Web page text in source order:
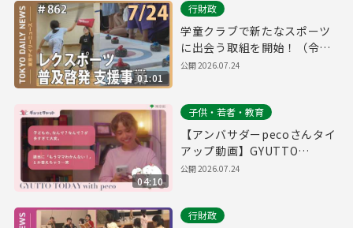
01:01
行財政
学童クラブで新たなスポーツ
に出会う取組を開始！（令和8
年7月24日 東京デイリーニュ
公開2026.07.24
04:10
子供・若者・教育
【アンバサダーpecoさんタイ
アップ動画】GYUTTO
TODAY
公開2026.07.24
行財政